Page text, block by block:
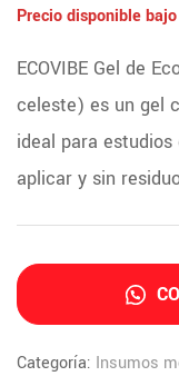
Precio disponible
ECOVIBE Gel de
celeste) es un gel
ideal para estudios
aplicar y sin
Categoría: Insumos